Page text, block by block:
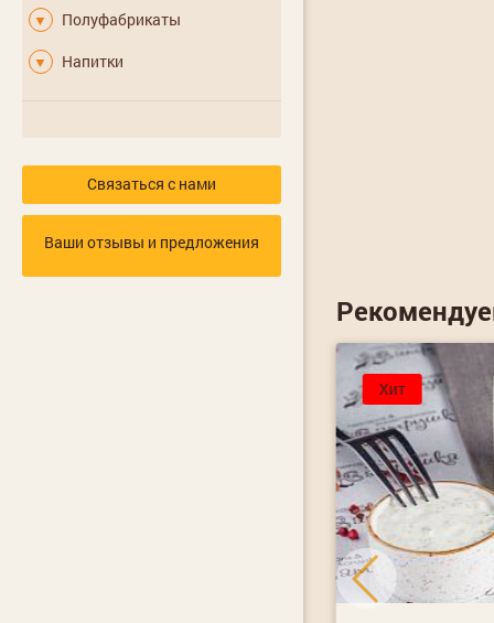
▼ Полуфабрикаты
▼ Напитки
Связаться с нами
Ваши отзывы и предложения
Хит